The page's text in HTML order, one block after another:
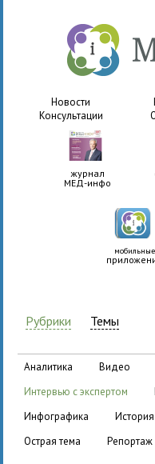
Новости
Консультации
журнал
МЕД-инфо
мобильные
Рубрики Темы
аналитика видео
интервью с экспертом
инфографика
острая тема
репортаж